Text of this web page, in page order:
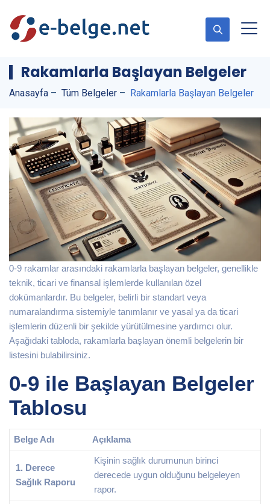
Rakamlarla Başlayan Belgeler
Anasayfa – Tüm Belgeler – Rakamlarla Başlayan Belgeler
0-9 rakamlar arasındaki rakamlarla başlayan belgeler, genellikle
teknik, ticari ve finansal işlemlerde kullanılan özel
dokümanlardır. Bu belgeler, belirli bir standart veya
numaralandırma sistemiyle tanımlanır ve yasal ya da ticari
işlemlerin düzenli bir şekilde yürütülmesine yardımcı olur.
Aşağıdaki tabloda, rakamlarla başlayan önemli belgelerin bir
listesini bulabilirsiniz.
0-9 ile Başlayan Belgeler
Tablosu
Belge Adı Açıklama
1. Derece
Sağlık Raporu
Kişinin sağlık durumunun birinci
derecede uygun olduğunu belgeleyen
rapor.